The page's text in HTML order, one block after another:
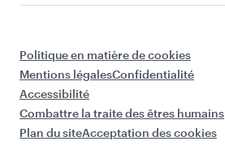
Politique en matière de cookies
Mentions légalesConfidentialité
Accessibilité
Combattre la traite des êtres humains
Plan du siteAcceptation des cookies